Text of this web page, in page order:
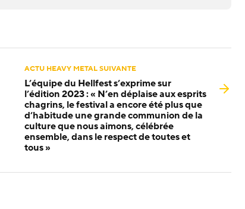
ACTU HEAVY METAL SUIVANTE
L’équipe du Hellfest s’exprime sur
l’édition 2023 : « N’en déplaise aux esprits
chagrins, le festival a encore été plus que
d’habitude une grande communion de la
culture que nous aimons, célébrée
ensemble, dans le respect de toutes et
tous »